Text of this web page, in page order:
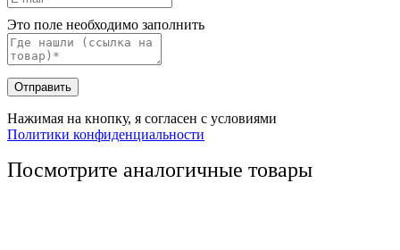
Это поле необходимо заполнить
Отправить
Нажимая на кнопку, я согласен с условиями
Политики конфиденциальности
Посмотрите аналогичные товары